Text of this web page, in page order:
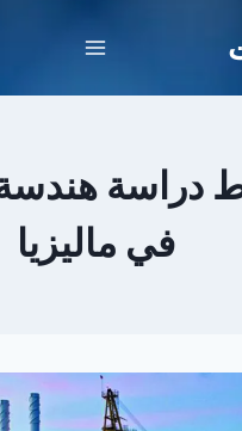
دراسة هندسة
في ماليزيا